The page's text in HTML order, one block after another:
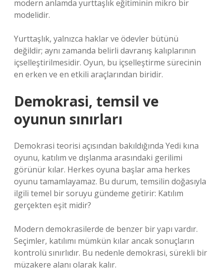
modern anlamda yurttaşlık eğitiminin mikro bir
modelidir.
Yurttaşlık, yalnızca haklar ve ödevler bütünü
değildir; aynı zamanda belirli davranış kalıplarının
içselleştirilmesidir. Oyun, bu içselleştirme sürecinin
en erken ve en etkili araçlarından biridir.
Demokrasi, temsil ve
oyunun sınırları
Demokrasi teorisi açısından bakıldığında Yedi kına
oyunu, katılım ve dışlanma arasındaki gerilimi
görünür kılar. Herkes oyuna başlar ama herkes
oyunu tamamlayamaz. Bu durum, temsilin doğasıyla
ilgili temel bir soruyu gündeme getirir: Katılım
gerçekten eşit midir?
Modern demokrasilerde de benzer bir yapı vardır.
Seçimler, katılımı mümkün kılar ancak sonuçların
kontrolü sınırlıdır. Bu nedenle demokrasi, sürekli bir
müzakere alanı olarak kalır.